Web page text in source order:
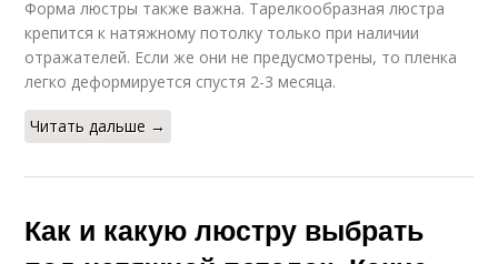
Форма люстры также важна. Тарелкообразная люстра
крепится к натяжному потолку только при наличии
отражателей. Если же они не предусмотрены, то пленка
легко деформируется спустя 2-3 месяца.
Читать дальше →
Как и какую люстру выбрать